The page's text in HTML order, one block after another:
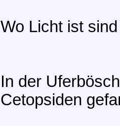
Wo Licht ist
In der
Cetopsiden